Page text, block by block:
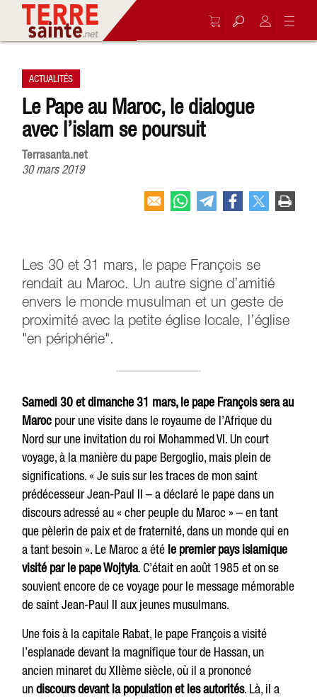
ACTUALITÉS
Le Pape au Maroc, le dialogue
avec l’islam se poursuit
Terrasanta.net
30 mars 2019
Les 30 et 31 mars, le pape François se
rendait au Maroc. Un autre signe d’amitié
envers le monde musulman et un geste de
proximité avec la petite église locale, l’église
"en périphérie".
Samedi 30 et dimanche 31 mars, le pape François sera au
Maroc pour une visite dans le royaume de l’Afrique du
Nord sur une invitation du roi Mohammed VI. Un court
voyage, à la manière du pape Bergoglio, mais plein de
significations. « Je suis sur les traces de mon saint
prédécesseur Jean-Paul II – a déclaré le pape dans un
discours adressé au « cher peuple du Maroc » – en tant
que pèlerin de paix et de fraternité, dans un monde qui en
a tant besoin ». Le Maroc a été le premier pays islamique
visité par le pape Wojtyła. C’était en août 1985 et on se
souvient encore de ce voyage pour le message mémorable
de saint Jean-Paul II aux jeunes musulmans.
Une fois à la capitale Rabat, le pape François a visité
l’esplanade devant la magnifique tour de Hassan, un
ancien minaret du XIIème siècle, où il a prononcé
undiscours devant la population et les autorités. Là, il a